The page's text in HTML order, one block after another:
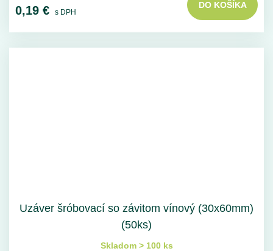
0,19 € s DPH
DO KOŠÍKA
Uzáver šróbovací so závitom vínový (30x60mm)
(50ks)
Skladom > 100 ks